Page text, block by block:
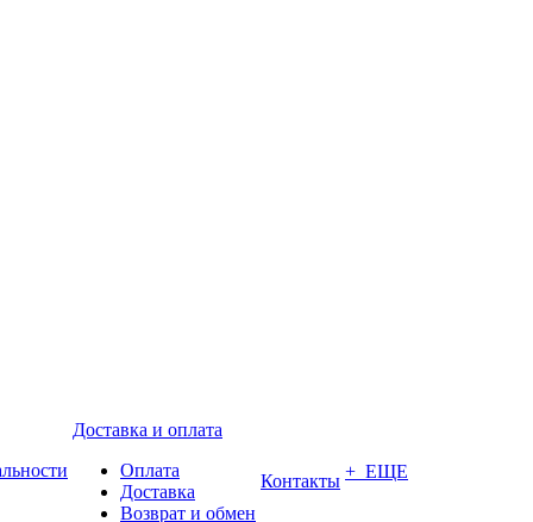
Доставка и оплата
Оплата
Доставка
Возврат и обмен
Контакты + ЕЩЕ